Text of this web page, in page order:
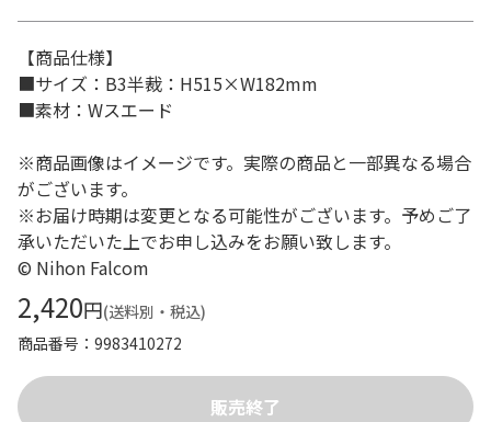
【商品仕様】
■サイズ：B3半裁：H515×W182mm
■素材：Wスエード
※商品画像はイメージです。実際の商品と一部異なる場合
がございます。
※お届け時期は変更となる可能性がございます。予めご了
承いただいた上でお申し込みをお願い致します。
© Nihon Falcom
2,420円(送料別・税込)
商品番号
9983410272